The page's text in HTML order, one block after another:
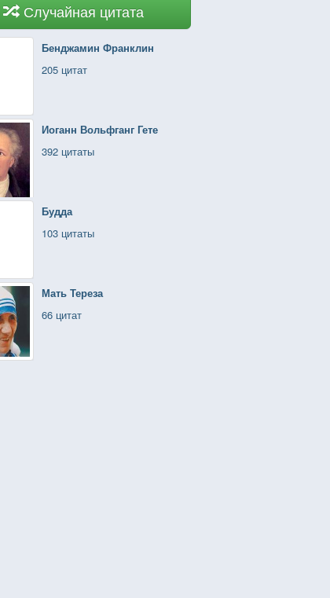
Случайная цитата
Бенджамин Франклин
205 цитат
Иоганн Вольфганг Гете
392 цитаты
Будда
103 цитаты
Мать Тереза
66 цитат